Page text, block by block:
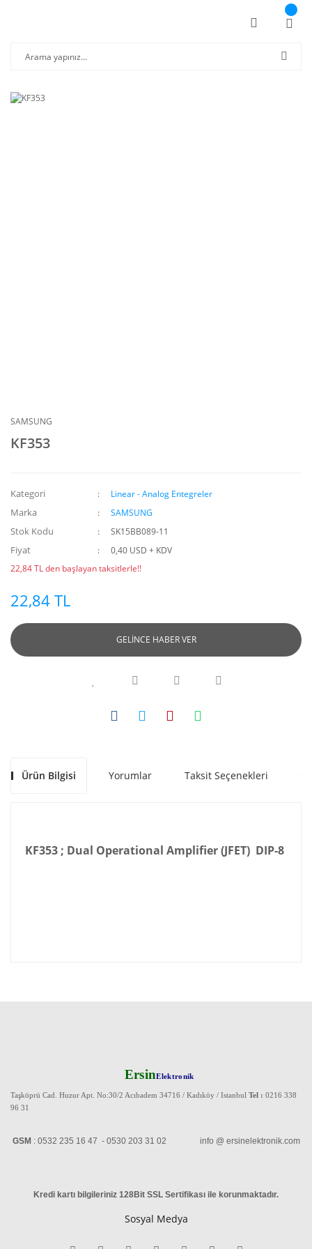
SAMSUNG
KF353
Kategori Linear - Analog Entegreler
Marka SAMSUNG
Stok Kodu SK15BB089-11
Fiyat
0,40 USD + KDV
22,84 TL den başlayan taksitlerle!!
22,84 TL
GELİNCE HABER VER
Ürün Bilgisi Yorumlar Taksit Seçenekleri
KF353 ; Dual Operational Amplifier (JFET) DIP-8
ErsinElektronik
Taşköprü Cad. Huzur Apt. No:30/2 Acıbadem 34716 / Kadıköy / Istanbul Tel : 0216 338
96 31
GSM : 0532 235 16 47 - 0530 203 31 02 info @ ersinelektronik.com
Kredi kartı bilgileriniz 128Bit SSL Sertifikası ile korunmaktadır.
Sosyal Medya